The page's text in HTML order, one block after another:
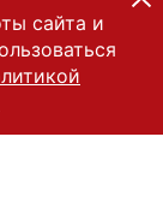
сайта и